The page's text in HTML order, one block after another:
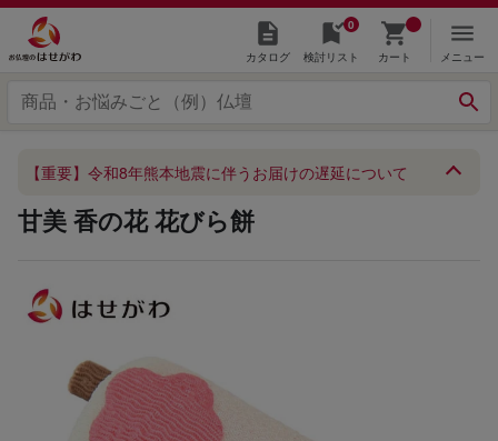
カタログ
0
検討リスト カート メニュー
【重要】令和8年熊本地震に伴うお届けの遅延について
甘美 香の花 花びら餅